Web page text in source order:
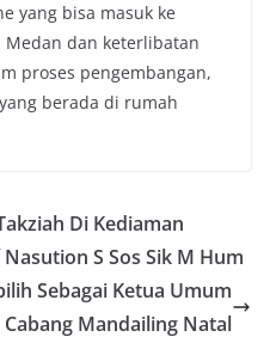
yang bisa masuk ke
dan keterlibatan
proses pengembangan,
berada di rumah
Di Kediaman
S Sos Sik M Hum
Sebagai Ketua Umum
Cabang Mandailing Natal